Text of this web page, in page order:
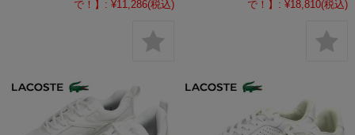
で！】: ¥11,286(税込)
で！】: ¥18,810(税込)